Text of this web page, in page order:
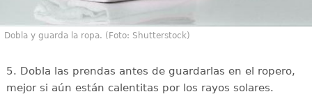
Dobla y guarda la ropa. (Foto: Shutterstock)
5. Dobla las prendas antes de guardarlas en el ropero,
mejor si aún están calentitas por los rayos solares.